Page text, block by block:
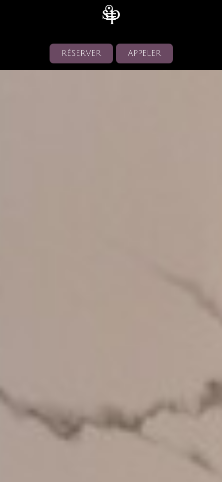
RÉSERVER APPELER